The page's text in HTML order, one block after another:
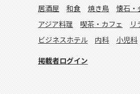
居酒屋
和食 焼き鳥 懐石・
アジア料理
喫茶・カフェ リ
ビジネスホテル
内科 小児科
掲載者ログイン